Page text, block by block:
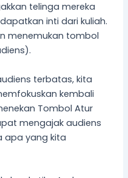
telinga mereka
inti dari kuliah.
menemukan tombol
terbatas, kita
kembali
Tombol Atur
mengajak audiens
apa yang kita